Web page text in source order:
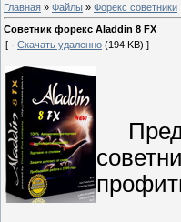
Главная » Файлы » Форекс cоветники
Советник форекс Aladdin 8 FX
[ · Скачать удаленно (194 KB) ]